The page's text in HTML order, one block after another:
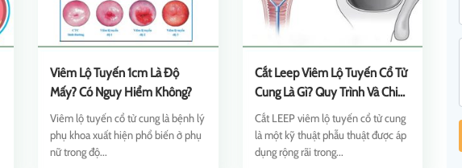
Viêm Lộ Tuyến 1cm Là Độ
Mấy? Có Nguy Hiểm Không?
Viêm lộ tuyến cổ tử cung là bệnh lý
phụ khoa xuất hiện phổ biến ở phụ
nữ trong độ...
Cắt Leep Viêm Lộ Tuyến Cổ Tử
Cung Là Gì? Quy Trình Và Chi
Phí
Cắt LEEP viêm lộ tuyến cổ tử cung
là một kỹ thuật phẫu thuật được áp
dụng rộng rãi trong...